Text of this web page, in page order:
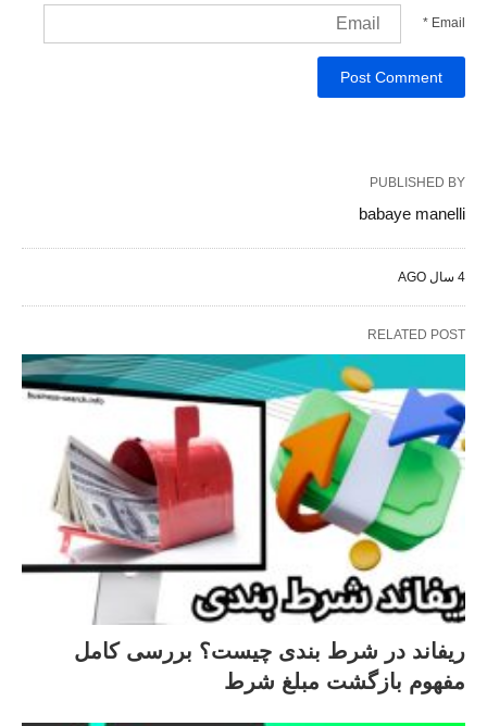
Email
*
PUBLISHED BY
babaye manelli
4 سال AGO
RELATED POST
ریفاند در شرط‌ بندی چیست؟ بررسی کامل
مفهوم بازگشت مبلغ شرط